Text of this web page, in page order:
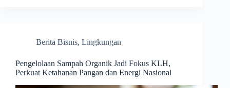
Berita Bisnis, Lingkungan
Pengelolaan Sampah Organik Jadi Fokus KLH,
Perkuat Ketahanan Pangan dan Energi Nasional